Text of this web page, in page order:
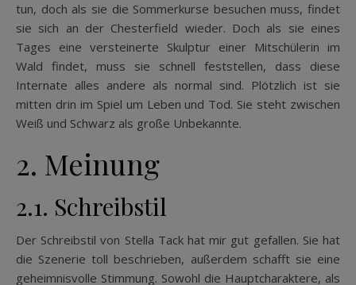
tun, doch als sie die Sommerkurse besuchen muss, findet
sie sich an der Chesterfield wieder. Doch als sie eines
Tages eine versteinerte Skulptur einer Mitschülerin im
Wald findet, muss sie schnell feststellen, dass diese
Internate alles andere als normal sind. Plötzlich ist sie
mitten drin im Spiel um Leben und Tod. Sie steht zwischen
Weiß und Schwarz als große Unbekannte.
2. Meinung
2.1. Schreibstil
Der Schreibstil von Stella Tack hat mir gut gefallen. Sie hat
die Szenerie toll beschrieben, außerdem schafft sie eine
geheimnisvolle Stimmung. Sowohl die Hauptcharaktere, als